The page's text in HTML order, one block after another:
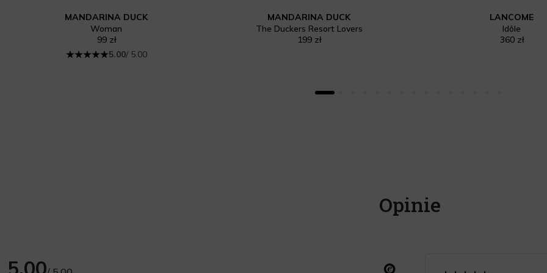
MANDARINA DUCK
Woman
99 zł
5.00/ 5.00
MANDARINA DUCK
The Duckers Resort Lovers
199 zł
LANCOME
Idôle
360 zł
Opinie
5.00